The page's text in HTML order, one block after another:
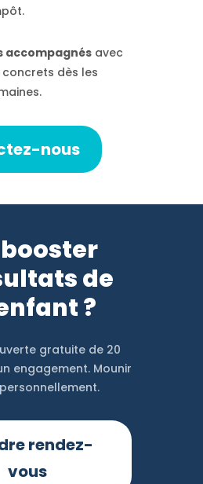
accompagnésavec
dès les
nous
de
?
gratuite de 20
engagement. Mounir
rendez-
vous